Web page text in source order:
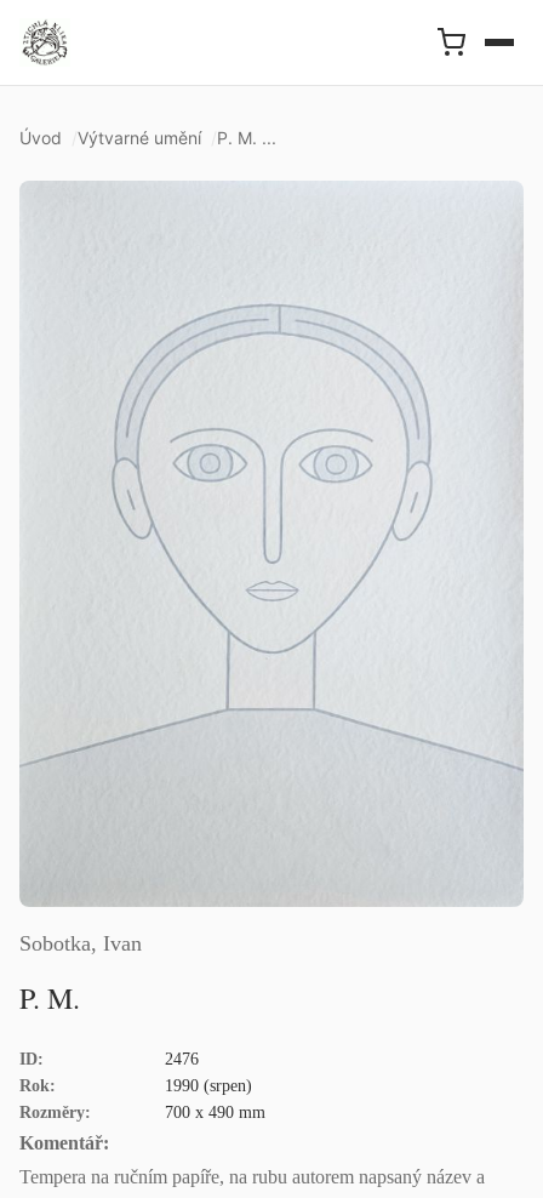
Úvod Výtvarné umění P. M. ...
Sobotka, Ivan
P. M.
ID:
2476
Rok:
1990 (srpen)
Rozměry:
700 x 490 mm
Komentář:
Tempera na ručním papíře, na rubu autorem napsaný název a